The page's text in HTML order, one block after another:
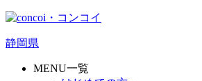
静岡県
MENU一覧